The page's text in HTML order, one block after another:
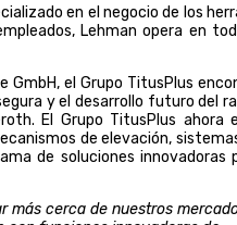
en el negocio de los
Lehman opera en
GmbH, el Grupo TitusPlus
y el desarrollo futuro del
El Grupo TitusPlus ahora
de elevación,
de soluciones innovadoras
más cerca de nuestros